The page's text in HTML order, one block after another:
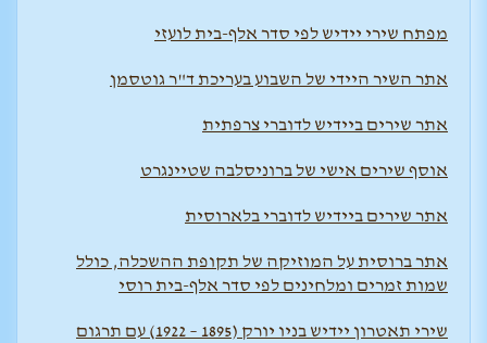
מפתח שירי יידיש לפי סדר אלף-בית לועזי
אתר השיר היידי של השבוע בעריכת ד"ר גוטסמן
אתר שירים ביידיש לדוברי צרפתית
אוסף שירים אישי של ברוניסלבה שטיינגרט
אתר שירים ביידיש לדוברי בלארוסית
אתר ברוסית על המוזיקה של תקופת ההשכלה, כולל
שמות זמרים ומלחינים לפי סדר אלף-בית רוסי
שירי תאטרון יידיש בניו יורק (1895 – 1922) עם תרגום